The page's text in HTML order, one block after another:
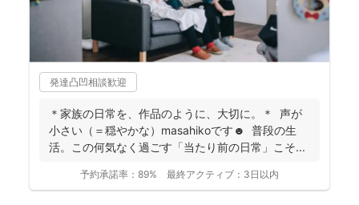
発達凸凹相談歓迎
＊家族の日常を、作品のように、大切に。＊ 声が
小さい（＝穏やかな）masahikoです☻ 普段の生
活。この何気なく過ごす「当たり前の日常」こそ...
予約承諾率： 89% 最終アクティブ： 3日以内